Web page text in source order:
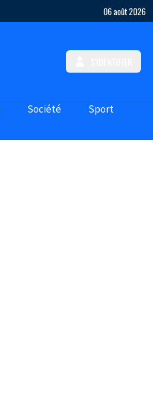
06 août 2026
Société Sport